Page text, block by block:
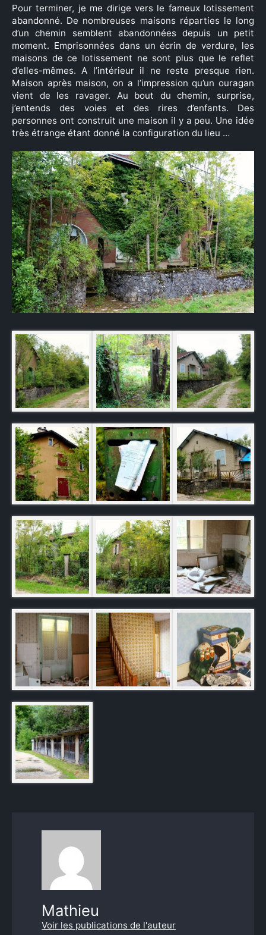
Pour terminer, je me dirige vers le fameux lotissement
abandonné. De nombreuses maisons réparties le long
d’un chemin semblent abandonnées depuis un petit
moment. Emprisonnées dans un écrin de verdure, les
maisons de ce lotissement ne sont plus que le reflet
d’elles-mêmes. A l’intérieur il ne reste presque rien.
Maison après maison, on a l’impression qu’un ouragan
vient de les ravager. Au bout du chemin, surprise,
j’entends des voies et des rires d’enfants. Des
personnes ont construit une maison il y a peu. Une idée
très étrange étant donné la configuration du lieu …
Mathieu
Voir les publications de l'auteur
Rechercher
: